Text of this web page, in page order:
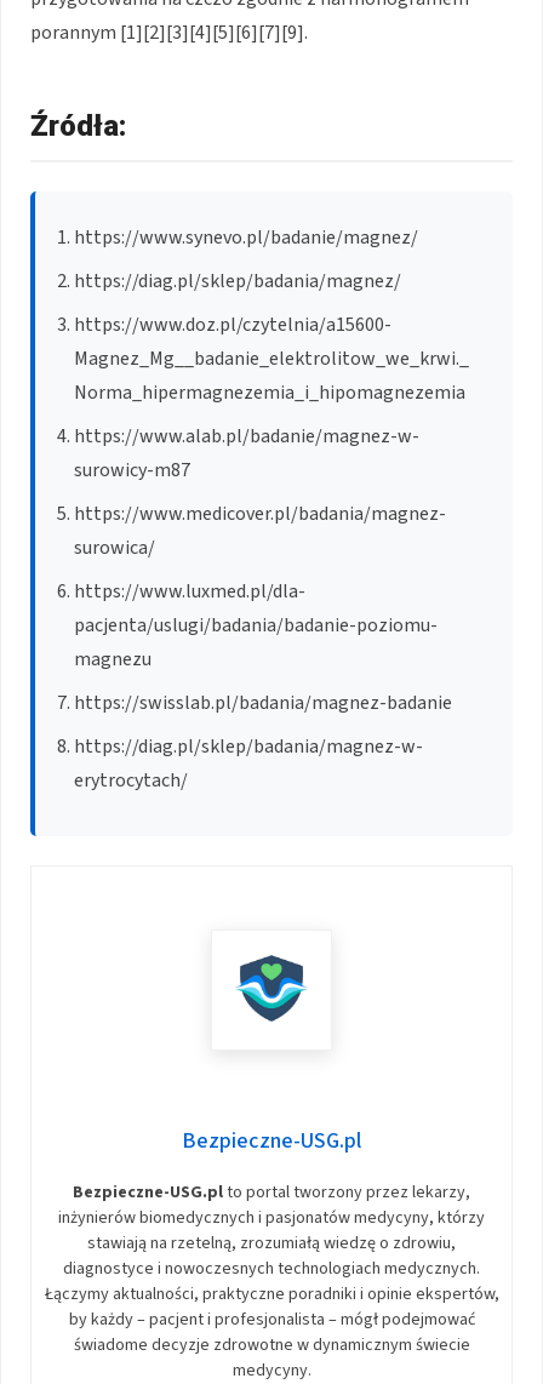
porannym [1][2][3][4][5][6][7][9].
Źródła:
https://www.synevo.pl/badanie/magnez/
https://diag.pl/sklep/badania/magnez/
https://www.doz.pl/czytelnia/a15600-
Magnez_Mg__badanie_elektrolitow_we_krwi._
Norma_hipermagnezemia_i_hipomagnezemia
https://www.alab.pl/badanie/magnez-w-
surowicy-m87
https://www.medicover.pl/badania/magnez-
surowica/
https://www.luxmed.pl/dla-
pacjenta/uslugi/badania/badanie-poziomu-
magnezu
https://swisslab.pl/badania/magnez-badanie
https://diag.pl/sklep/badania/magnez-w-
erytrocytach/
Bezpieczne-USG.pl
Bezpieczne-USG.plto portal tworzony przez lekarzy,
inżynierów biomedycznych i pasjonatów medycyny, którzy
stawiają na rzetelną, zrozumiałą wiedzę o zdrowiu,
diagnostyce i nowoczesnych technologiach medycznych.
Łączymy aktualności, praktyczne poradniki i opinie ekspertów,
by każdy – pacjent i profesjonalista – mógł podejmować
świadome decyzje zdrowotne w dynamicznym świecie
medycyny.